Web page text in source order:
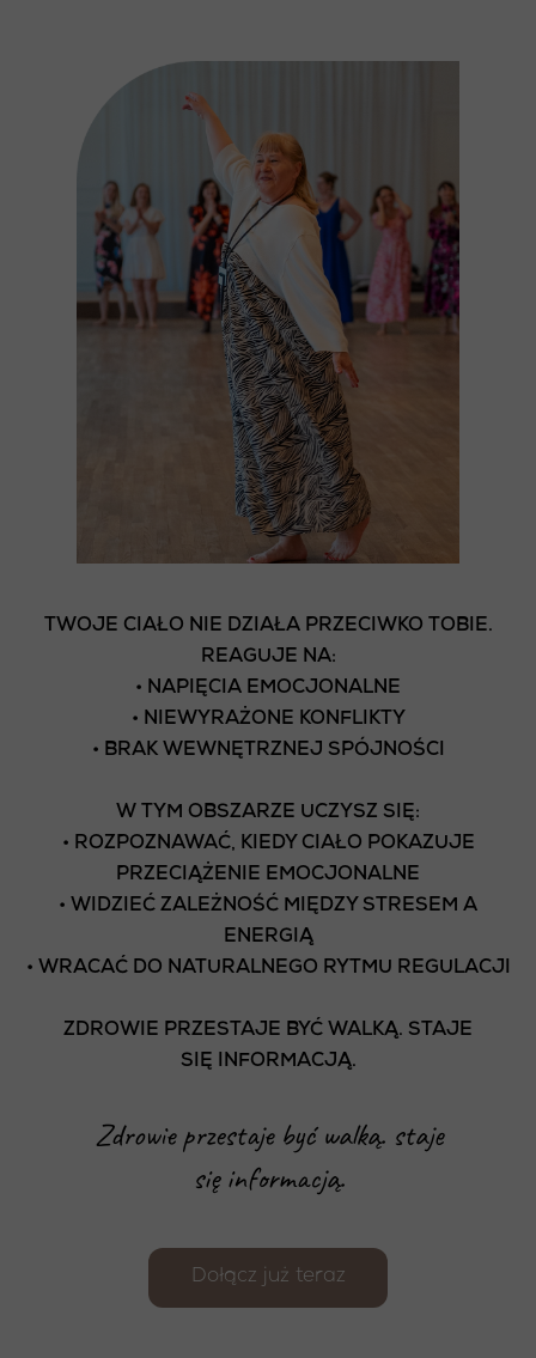
Zdrowie przestaje być walką. staje
się informacją.
Dołącz już teraz
TWOJE CIAŁO NIE DZIAŁA PRZECIWKO TOBIE.
REAGUJE NA:
• NAPIĘCIA EMOCJONALNE
• NIEWYRAŻONE KONFLIKTY
• BRAK WEWNĘTRZNEJ SPÓJNOŚCI
W TYM OBSZARZE UCZYSZ SIĘ:
• ROZPOZNAWAĆ, KIEDY CIAŁO POKAZUJE
PRZECIĄŻENIE EMOCJONALNE
• WIDZIEĆ ZALEŻNOŚĆ MIĘDZY STRESEM A
ENERGIĄ
• WRACAĆ DO NATURALNEGO RYTMU REGULACJI
ZDROWIE PRZESTAJE BYĆ WALKĄ. STAJE
SIĘ INFORMACJĄ.